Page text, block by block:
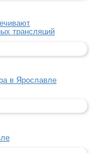
трансляций
в Ярославле